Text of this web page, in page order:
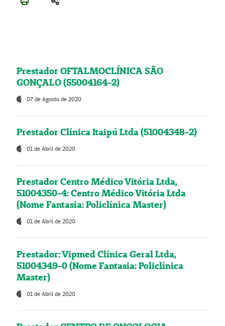
Prestador OFTALMOCLÍNICA SÃO
GONÇALO (55004164-2)
07 de Agosto de 2020
Prestador Clínica Itaipú Ltda (51004348-2)
01 de Abril de 2020
Prestador Centro Médico Vitória Ltda,
51004350-4: Centro Médico Vitória Ltda
(Nome Fantasia: Policlínica Master)
01 de Abril de 2020
Prestador: Vipmed Clínica Geral Ltda,
51004349-0 (Nome Fantasia: Policlínica
Master)
01 de Abril de 2020